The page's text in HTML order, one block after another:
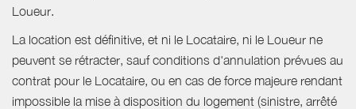
Loueur.
La location est définitive, et ni le Locataire, ni le Loueur ne
peuvent se rétracter, sauf conditions d'annulation prévues au
contrat pour le Locataire, ou en cas de force majeure rendant
impossible la mise à disposition du logement (sinistre, arrêté